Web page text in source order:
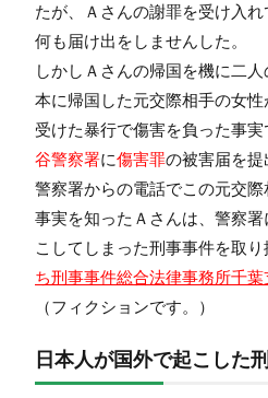
たが、Ａさんの謝罪を受け入
何も届け出をしませんした。
しかしＡさんの帰国を機に二
本に帰国した元交際相手の女
受けた暴行で傷害を負った事実
谷警察署に傷害罪の被害届を提
警察署からの電話でこの元交
事実を知ったＡさんは、警察
こしてしまった刑事事件を取り
ち刑事事件総合法律事務所千葉
（フィクションです。）
日本人が国外で起こした